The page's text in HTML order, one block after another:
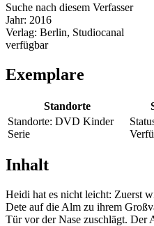
Suche nach diesem Verfasser
Jahr: 2016
Verlag: Berlin, Studiocanal
verfügbar
Exemplare
Standorte
Standorte: DVD Kinder
Serie
Inhalt
Heidi hat es nicht leicht: Zuerst
Dete auf die Alm zu ihrem
Tür vor der Nase zuschlägt. Der